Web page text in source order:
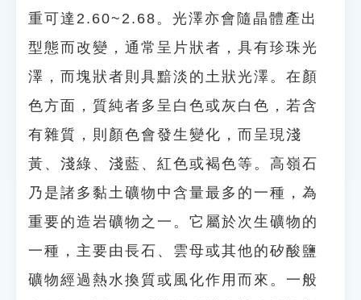
重可達2.60~2.68。光澤亦會隨晶體產出
型態而改變，通常呈片狀者，具有珍珠光
澤，而塊狀者則具黯淡的土狀光澤。在顏
色方面，質純者多呈白色或灰白色，若含
有雜質，則顏色會發生變化，而呈現淺
黃、淺綠、淺藍、紅色或褐色等。高嶺石
乃是諸多黏土礦物中含量最多的一種，為
重要的造岩礦物之一。它屬於次生礦物的
一種，主要由長石、雲母或其他的矽酸鹽
礦物經過熱水換質或風化作用而來。一般